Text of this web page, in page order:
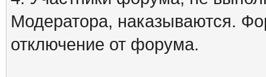
Модератора, наказываются.
отключение от форума.